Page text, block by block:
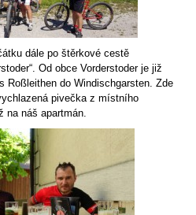
dále po štěrkové cestě
Od obce Vorderstoder je již
Roßleithen do Windischgarsten. Zde
pivečka z místního
na náš apartmán.